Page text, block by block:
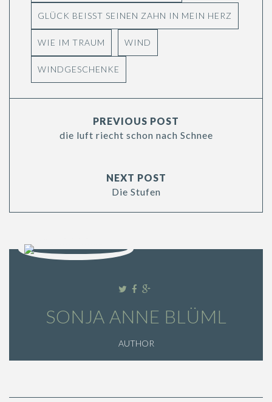
GLÜCK BEISST SEINEN ZAHN IN MEIN HERZ
WIE IM TRAUM WIND
WINDGESCHENKE
PREVIOUS POST
die luft riecht schon nach Schnee
NEXT POST
Die Stufen
SONJA ANNE BLÜML
AUTHOR